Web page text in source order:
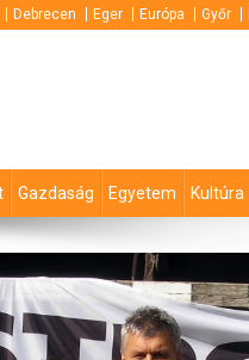
Debrecen Eger Európa Győr
Gazdaság Egyetem Kultúra